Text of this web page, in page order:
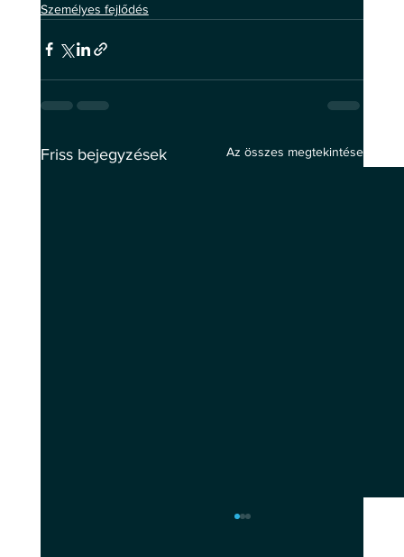
Személyes fejlődés
Friss bejegyzések Az összes megtekintése